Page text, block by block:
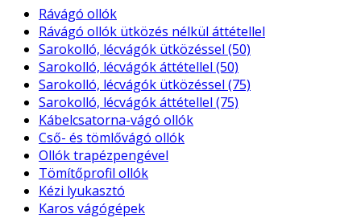
Rávágó ollók
Rávágó ollók ütközés nélkül áttétellel
Sarokolló, lécvágók ütközéssel (50)
Sarokolló, lécvágók áttétellel (50)
Sarokolló, lécvágók ütközéssel (75)
Sarokolló, lécvágók áttétellel (75)
Kábelcsatorna-vágó ollók
Cső- és tömlővágó ollók
Ollók trapézpengével
Tömítőprofil ollók
Kézi lyukasztó
Karos vágógépek